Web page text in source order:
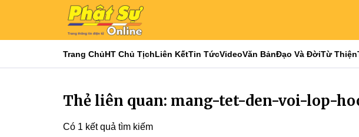
Trang ChủHT Chủ TịchLiên KếtTin TứcVideoVăn BảnĐạo Và ĐờiTừ Thiện
Thẻ liên quan: mang-tet-den-voi-lop-
Có 1 kết quả tìm kiếm